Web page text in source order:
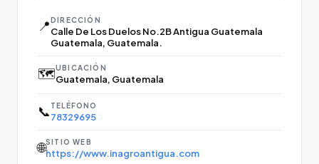
📍DIRECCIÓN
Calle De Los Duelos No.2B Antigua Guatemala
Guatemala, Guatemala.
🗺️UBICACIÓN
Guatemala, Guatemala
📞 TELÉFONO
78329695
🌐SITIO WEB
https://www.inagroantigua.com